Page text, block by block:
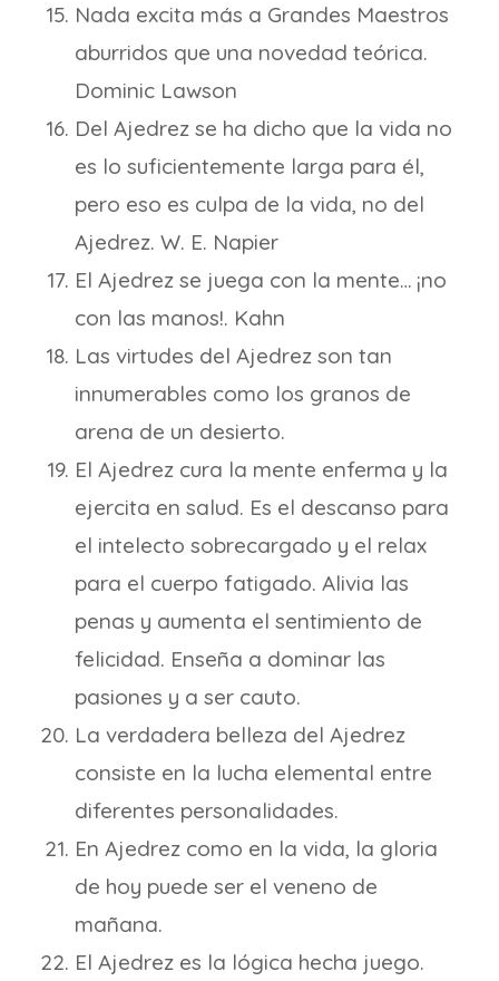
Nada excita más a Grandes Maestros
aburridos que una novedad teórica.
Dominic Lawson
Del Ajedrez se ha dicho que la vida no
es lo suficientemente larga para él,
pero eso es culpa de la vida, no del
Ajedrez. W. E. Napier
El Ajedrez se juega con la mente… ¡no
con las manos!. Kahn
Las virtudes del Ajedrez son tan
innumerables como los granos de
arena de un desierto.
El Ajedrez cura la mente enferma y la
ejercita en salud. Es el descanso para
el intelecto sobrecargado y el relax
para el cuerpo fatigado. Alivia las
penas y aumenta el sentimiento de
felicidad. Enseña a dominar las
pasiones y a ser cauto.
La verdadera belleza del Ajedrez
consiste en la lucha elemental entre
diferentes personalidades.
En Ajedrez como en la vida, la gloria
de hoy puede ser el veneno de
mañana.
El Ajedrez es la lógica hecha juego.